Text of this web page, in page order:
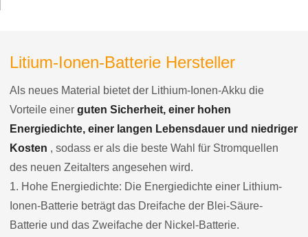
Litium-Ionen-Batterie Hersteller
Als neues Material bietet der Lithium-Ionen-Akku die
Vorteile einer guten Sicherheit, einer hohen
Energiedichte, einer langen Lebensdauer und niedriger
Kosten , sodass er als die beste Wahl für Stromquellen
des neuen Zeitalters angesehen wird.
1. Hohe Energiedichte: Die Energiedichte einer Lithium-
Ionen-Batterie beträgt das Dreifache der Blei-Säure-
Batterie und das Zweifache der Nickel-Batterie.